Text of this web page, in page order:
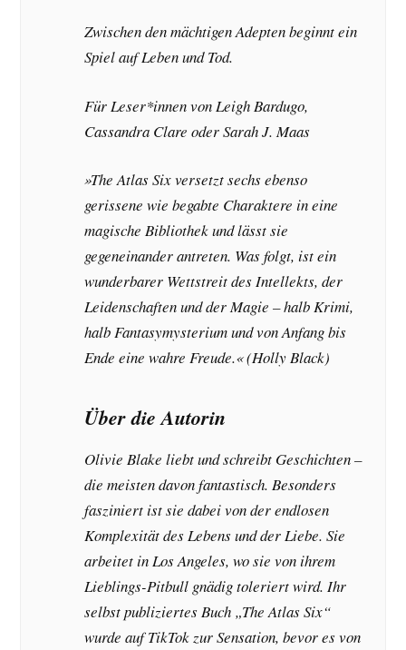
Zwischen den mächtigen Adepten beginnt ein
Spiel auf Leben und Tod.
Für Leser*innen von Leigh Bardugo,
Cassandra Clare oder Sarah J. Maas
»The Atlas Six versetzt sechs ebenso
gerissene wie begabte Charaktere in eine
magische Bibliothek und lässt sie
gegeneinander antreten. Was folgt, ist ein
wunderbarer Wettstreit des Intellekts, der
Leidenschaften und der Magie – halb Krimi,
halb Fantasymysterium und von Anfang bis
Ende eine wahre Freude.« (Holly Black)
Über die Autorin
Olivie Blake liebt und schreibt Geschichten –
die meisten davon fantastisch. Besonders
fasziniert ist sie dabei von der endlosen
Komplexität des Lebens und der Liebe. Sie
arbeitet in Los Angeles, wo sie von ihrem
Lieblings-Pitbull gnädig toleriert wird. Ihr
selbst publiziertes Buch „The Atlas Six“
wurde auf TikTok zur Sensation, bevor es von